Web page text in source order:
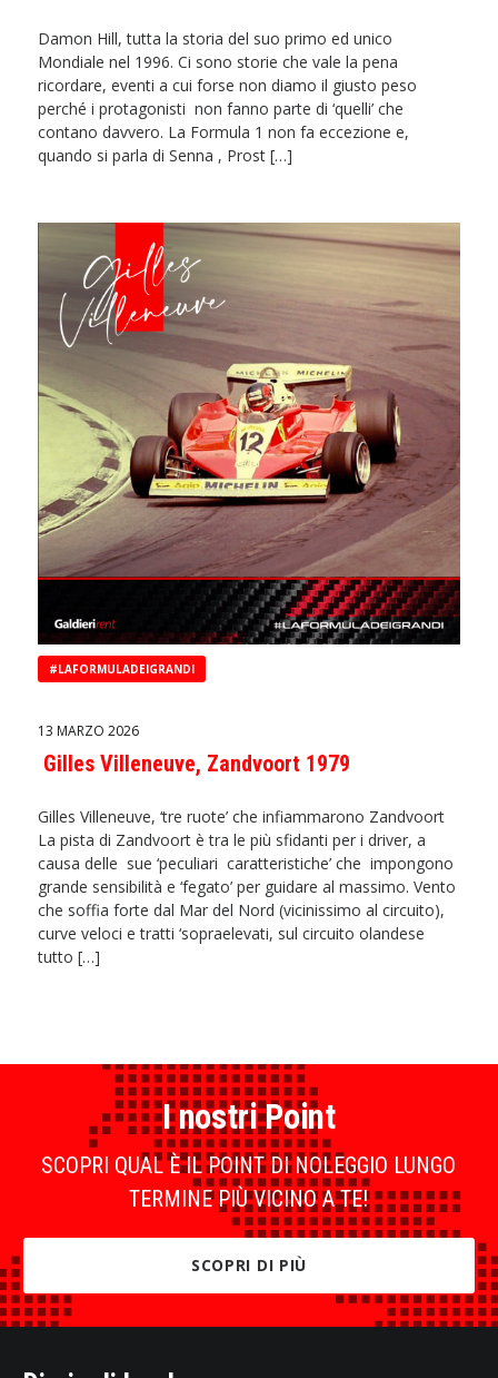
Damon Hill, tutta la storia del suo primo ed unico
Mondiale nel 1996. Ci sono storie che vale la pena
ricordare, eventi a cui forse non diamo il giusto peso
perché i protagonisti non fanno parte di ‘quelli’ che
contano davvero. La Formula 1 non fa eccezione e,
quando si parla di Senna , Prost […]
#LAFORMULADEIGRANDI
13 MARZO 2026
Gilles Villeneuve, Zandvoort 1979
Gilles Villeneuve, ‘tre ruote’ che infiammarono Zandvoort
La pista di Zandvoort è tra le più sfidanti per i driver, a
causa delle sue ‘peculiari caratteristiche’ che impongono
grande sensibilità e ‘fegato’ per guidare al massimo. Vento
che soffia forte dal Mar del Nord (vicinissimo al circuito),
curve veloci e tratti ‘sopraelevati, sul circuito olandese
tutto […]
I nostri Point
SCOPRI QUAL È IL POINT DI NOLEGGIO LUNGO
TERMINE PIÙ VICINO A TE!
SCOPRI DI PIÙ